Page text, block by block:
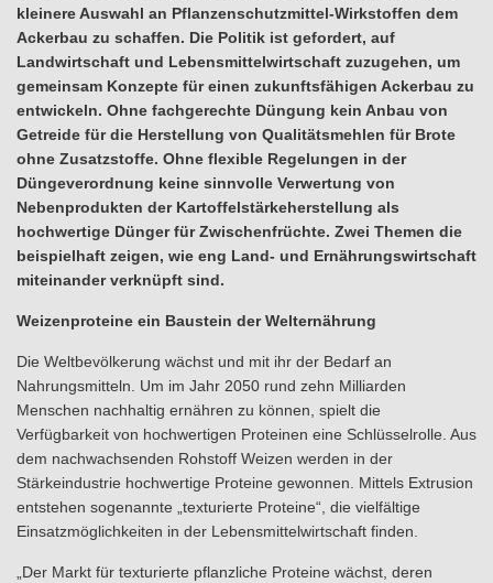
kleinere Auswahl an Pflanzenschutzmittel-Wirkstoffen dem
Ackerbau zu schaffen. Die Politik ist gefordert, auf
Landwirtschaft und Lebensmittelwirtschaft zuzugehen, um
gemeinsam Konzepte für einen zukunftsfähigen Ackerbau zu
entwickeln. Ohne fachgerechte Düngung kein Anbau von
Getreide für die Herstellung von Qualitätsmehlen für Brote
ohne Zusatzstoffe. Ohne flexible Regelungen in der
Düngeverordnung keine sinnvolle Verwertung von
Nebenprodukten der Kartoffelstärkeherstellung als
hochwertige Dünger für Zwischenfrüchte. Zwei Themen die
beispielhaft zeigen, wie eng Land- und Ernährungswirtschaft
miteinander verknüpft sind.
Weizenproteine ein Baustein der Welternährung
Die Weltbevölkerung wächst und mit ihr der Bedarf an
Nahrungsmitteln. Um im Jahr 2050 rund zehn Milliarden
Menschen nachhaltig ernähren zu können, spielt die
Verfügbarkeit von hochwertigen Proteinen eine Schlüsselrolle. Aus
dem nachwachsenden Rohstoff Weizen werden in der
Stärkeindustrie hochwertige Proteine gewonnen. Mittels Extrusion
entstehen sogenannte „texturierte Proteine“, die vielfältige
Einsatzmöglichkeiten in der Lebensmittelwirtschaft finden.
„Der Markt für texturierte pflanzliche Proteine wächst, deren